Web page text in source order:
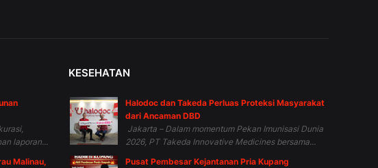
laporan...
Malinau,
KESEHATAN
Halodoc dan Takeda Perluas Proteksi Masyarakat
dari Ancaman DBD
Jakarta – Dalam momentum Pekan Imunisasi Dunia
2026, PT Takeda Innovative Medicines bersama...
Pusat Pembesar Kejantanan Pria Kupang